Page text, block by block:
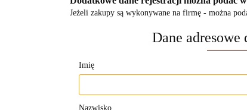
Jeżeli zakupy są wykonywane na firmę - można
Dane adresowe
Imię
Nazwisko